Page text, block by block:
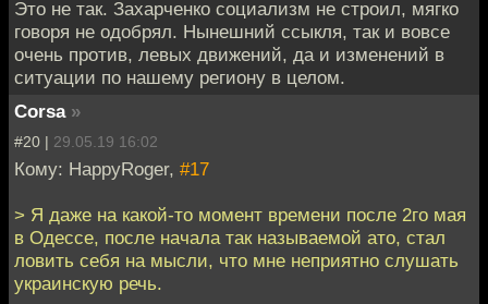
Это не так. Захарченко социализм не строил, мягко
говоря не одобрял. Нынешний ссыкля, так и вовсе
очень против, левых движений, да и изменений в
ситуации по нашему региону в целом.
Corsa »
#20 | 29.05.19 16:02
Кому: HappyRoger, #17
> Я даже на какой-то момент времени после 2го мая
в Одессе, после начала так называемой ато, стал
ловить себя на мысли, что мне неприятно слушать
украинскую речь.